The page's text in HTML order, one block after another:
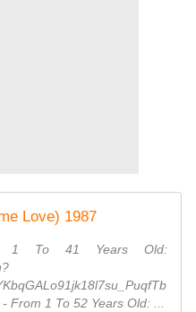
Love) 1987
1 To 41 Years Old:
From 1 To 52 Years Old: ...